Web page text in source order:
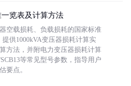
览表及计算方法
空载损耗、负载损耗的国家标准
提供1000kVA变压器损耗计算实
方法，并附电力变压器损耗计算
等常见型号参数，指导用户
要点。